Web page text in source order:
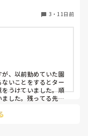
3 ・ 11日前
、以前勤めていた園
いことをするとター
うけていました。順
した。残ってる先生
ことを思うとやめれ